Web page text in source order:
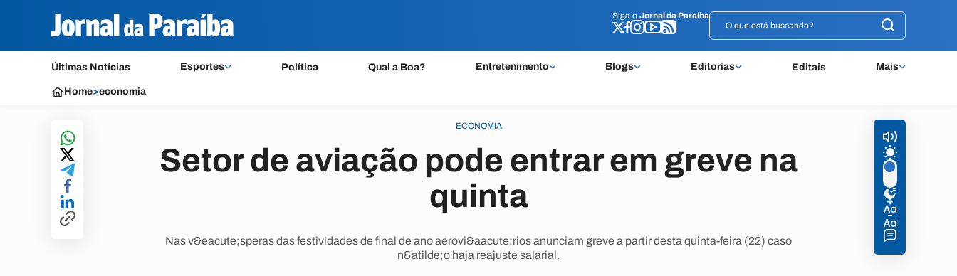
Siga o Jornal da Paraíba
Últimas Notícias Esportes Política Qual a Boa? Entretenimento Blogs Editorias Editais Mais
Siga o Jornal da Paraíba
Home>economia
ECONOMIA
Setor de aviação pode entrar em greve na
quinta
Nas v&eacute;speras das festividades de final de ano aerovi&aacute;rios anunciam greve a partir desta quinta-feira (22) caso
n&atilde;o haja reajuste salarial.